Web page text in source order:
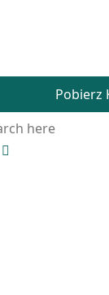
Pobierz